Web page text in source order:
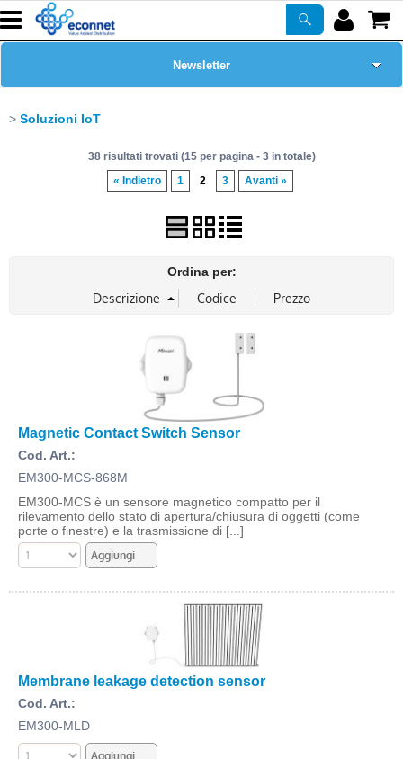
Chi siamo
ASSISTENZA
Certificazioni
Newsletter
PROMO ATTIVE
Soluzioni IoT
38 risultati trovati (15 per pagina - 3 in totale)
« Indietro
1 2 3 Avanti »
Ordina per:
Magnetic Contact Switch Sensor
Cod. Art.:
EM300-MCS-868M
EM300-MCS è un sensore magnetico compatto per il
rilevamento dello stato di apertura/chiusura di oggetti (come
porte o finestre) e la trasmissione di [...]
Membrane leakage detection sensor
Cod. Art.:
EM300-MLD